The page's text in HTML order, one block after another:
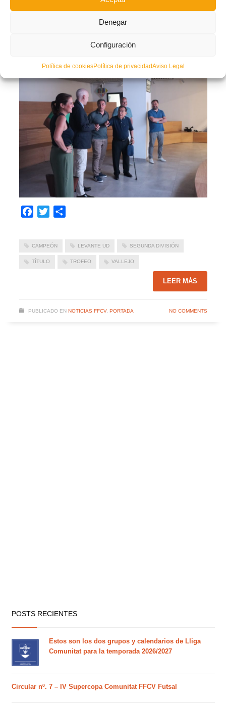
Denegar
Configuración
Política de cookiesPolítica de privacidadAviso Legal
Facebook
Twitter
CAMPEÓN LEVANTE UD SEGUNDA DIVISIÓN
TÍTULO TROFEO VALLEJO
LEER MÁS
PUBLICADO EN NOTICIAS FFCV, PORTADA NO COMMENTS
POSTS RECIENTES
Estos son los dos grupos y calendarios de Lliga
Comunitat para la temporada 2026/2027
Circular nº. 7 – IV Supercopa Comunitat FFCV Futsal